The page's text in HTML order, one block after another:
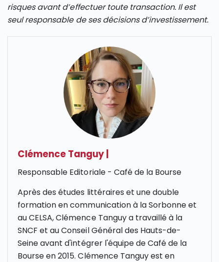
risques avant d’effectuer toute transaction. Il est
seul responsable de ses décisions d’investissement.
Clémence Tanguy
Responsable Editoriale - Café de la Bourse
Après des études littéraires et une double
formation en communication à la Sorbonne et
au CELSA, Clémence Tanguy a travaillé à la
SNCF et au Conseil Général des Hauts-de-
Seine avant d'intégrer l'équipe de Café de la
Bourse en 2015. Clémence Tanguy est en